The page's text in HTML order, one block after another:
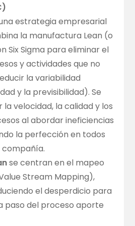
una estrategia empresarial
la manufactura Lean (o
Six Sigma para eliminar el
y actividades que no
la variabilidad
y la previsibilidad). Se
velocidad, la calidad y los
al abordar ineficiencias
la perfección en todos
compañía.
se centran en el mapeo
Stream Mapping),
el desperdicio para
paso del proceso aporte